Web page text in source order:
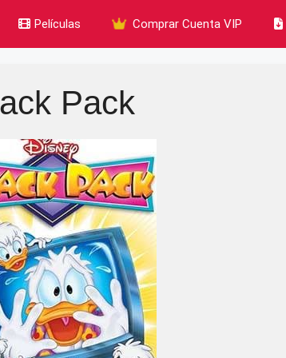
Películas Comprar Cuenta VIP
Pack